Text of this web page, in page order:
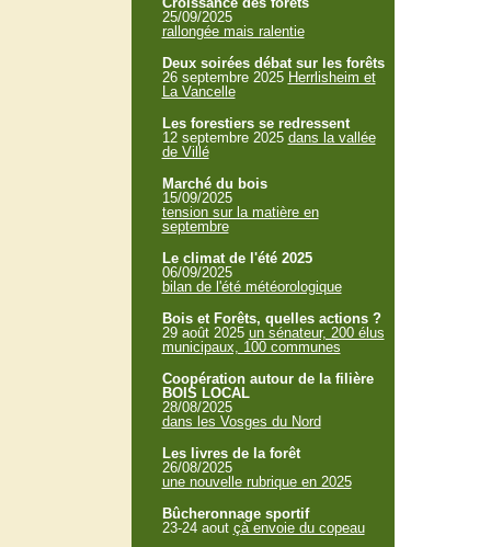
25/09/2025
rallongée mais ralentie
Deux soirées débat sur les forêts
26 septembre 2025 Herrlisheim et
La Vancelle
Les forestiers se redressent
12 septembre 2025 dans la vallée
de Villé
Marché du bois
15/09/2025
tension sur la matière en
septembre
Le climat de l'été 2025
06/09/2025
bilan de l'été météorologique
Bois et Forêts, quelles actions ?
29 août 2025 un sénateur, 200 élus
municipaux, 100 communes
Coopération autour de la filière
BOIS LOCAL
28/08/2025
dans les Vosges du Nord
Les livres de la forêt
26/08/2025
une nouvelle rubrique en 2025
Bûcheronnage sportif
23-24 aout çà envoie du copeau